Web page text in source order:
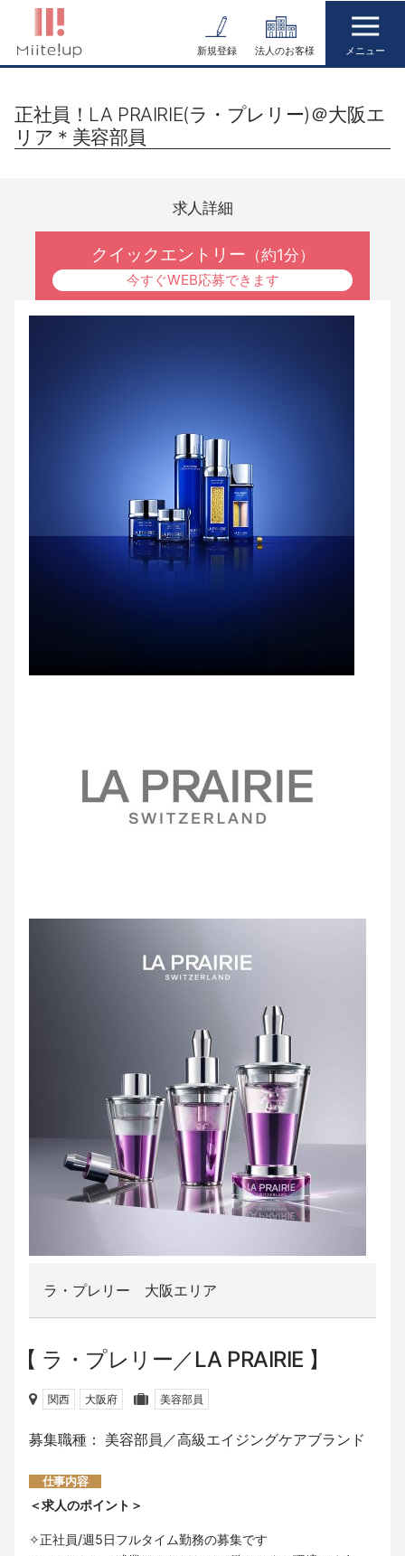
テ
新規登録 法人のお客様
正社員！LA PRAIRIE(ラ・プレリー)＠大阪エ
リア＊美容部員
求人詳細
クイックエントリー （約1分）
今すぐWEB応募できます
ラ・プレリー 大阪エリア
ラ・プレリー／LA PRAIRIE
関西 大阪府 美容部員
募集職種： 美容部員／高級エイジングケアブランド
仕事内容
＜求人のポイント＞
✧正社員/週5日フルタイム勤務の募集です